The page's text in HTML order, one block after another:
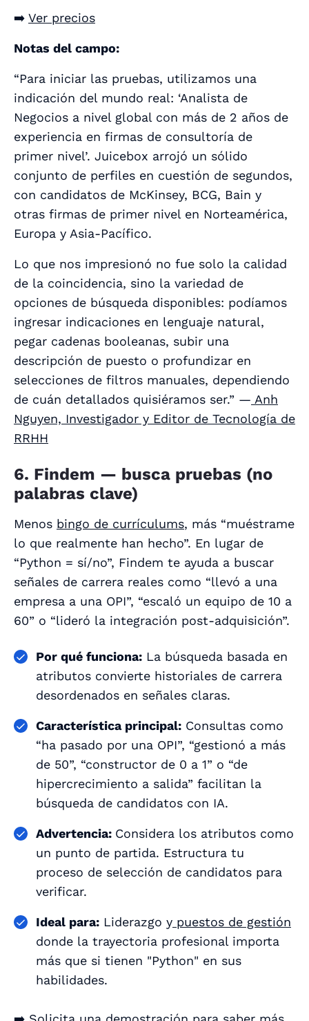
➡️ Ver precios
Notas del campo:
“Para iniciar las pruebas, utilizamos una
indicación del mundo real: ‘Analista de
Negocios a nivel global con más de 2 años de
experiencia en firmas de consultoría de
primer nivel’. Juicebox arrojó un sólido
conjunto de perfiles en cuestión de segundos,
con candidatos de McKinsey, BCG, Bain y
otras firmas de primer nivel en Norteamérica,
Europa y Asia-Pacífico.
Lo que nos impresionó no fue solo la calidad
de la coincidencia, sino la variedad de
opciones de búsqueda disponibles: podíamos
ingresar indicaciones en lenguaje natural,
pegar cadenas booleanas, subir una
descripción de puesto o profundizar en
selecciones de filtros manuales, dependiendo
de cuán detallados quisiéramos ser.” — Anh
Nguyen, Investigador y Editor de Tecnología de
RRHH
6. Findem — busca pruebas (no
palabras clave)
Menos bingo de currículums, más “muéstrame
lo que realmente han hecho”. En lugar de
“Python = sí/no”, Findem te ayuda a buscar
señales de carrera reales como “llevó a una
empresa a una OPI”, “escaló un equipo de 10 a
60” o “lideró la integración post-adquisición”.
Por qué funciona: La búsqueda basada en
atributos convierte historiales de carrera
desordenados en señales claras.
Característica principal: Consultas como
“ha pasado por una OPI”, “gestionó a más
de 50”, “constructor de 0 a 1” o “de
hipercrecimiento a salida” facilitan la
búsqueda de candidatos con IA.
Advertencia: Considera los atributos como
un punto de partida. Estructura tu
proceso de selección de candidatos para
verificar.
Ideal para: Liderazgo y puestos de gestión
donde la trayectoria profesional importa
más que si tienen "Python" en sus
habilidades.